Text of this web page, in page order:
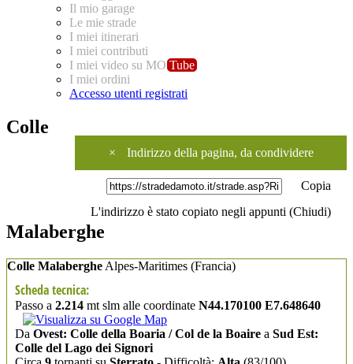
Il mio garage
Le mie strade
I miei itinerari
I miei contributi
I miei video su MO Tube
I miei ordini
Accesso utenti registrati
× Indirizzo della pagina, da condividere
Copia
L'indirizzo è stato copiato negli appunti (Chiudi)
Colle
Malaberghe
Colle Malaberghe Alpes-Maritimes (Francia)
Scheda tecnica:
Passo a 2.214 mt slm alle coordinate N44.170100 E7.648640
Da Ovest: Colle della Boaria / Col de la Boaire a Sud Est:
Colle del Lago dei Signori